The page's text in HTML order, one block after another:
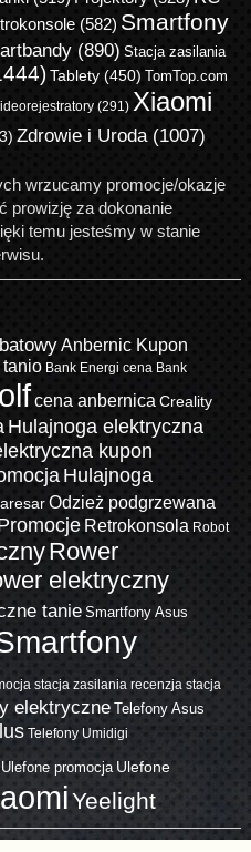
(582) Smartfony
(890) Stacja zasilania
Tablety(450)
TomTop.com
(291) Xiaomi
Zdrowie i Uroda(1007)
wrzucamy promocje/okazje
prowizję za dokonanie
temu jesteśmy w stanie
Anbernic Kupon
Bank Energi cena Bank
cena anbernica Creality
Hulajnoga elektryczna
kupon
Hulajnoga
Odzież podgrzewana
Retrokonsola Robot
Rower
elektryczny
tanie Smartfony Asus
stacja zasilania recenzja stacja
elektryczne Telefony Asus
Telefony Umidigi
Ulefone promocja Ulefone
Yeelight